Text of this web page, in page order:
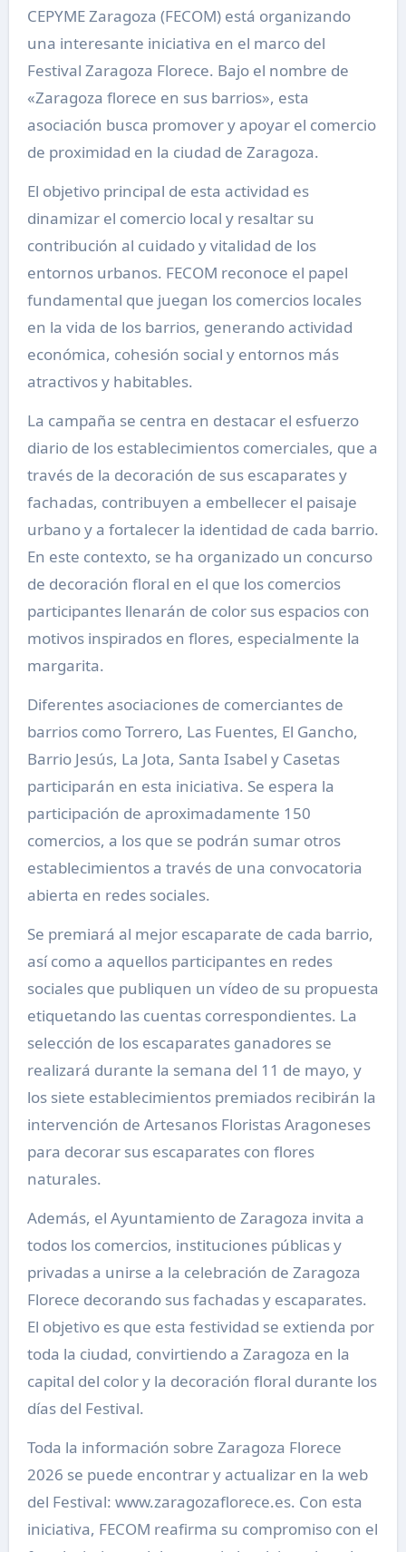
CEPYME Zaragoza (FECOM) está organizando
una interesante iniciativa en el marco del
Festival Zaragoza Florece. Bajo el nombre de
«Zaragoza florece en sus barrios», esta
asociación busca promover y apoyar el comercio
de proximidad en la ciudad de Zaragoza.
El objetivo principal de esta actividad es
dinamizar el comercio local y resaltar su
contribución al cuidado y vitalidad de los
entornos urbanos. FECOM reconoce el papel
fundamental que juegan los comercios locales
en la vida de los barrios, generando actividad
económica, cohesión social y entornos más
atractivos y habitables.
La campaña se centra en destacar el esfuerzo
diario de los establecimientos comerciales, que a
través de la decoración de sus escaparates y
fachadas, contribuyen a embellecer el paisaje
urbano y a fortalecer la identidad de cada barrio.
En este contexto, se ha organizado un concurso
de decoración floral en el que los comercios
participantes llenarán de color sus espacios con
motivos inspirados en flores, especialmente la
margarita.
Diferentes asociaciones de comerciantes de
barrios como Torrero, Las Fuentes, El Gancho,
Barrio Jesús, La Jota, Santa Isabel y Casetas
participarán en esta iniciativa. Se espera la
participación de aproximadamente 150
comercios, a los que se podrán sumar otros
establecimientos a través de una convocatoria
abierta en redes sociales.
Se premiará al mejor escaparate de cada barrio,
así como a aquellos participantes en redes
sociales que publiquen un vídeo de su propuesta
etiquetando las cuentas correspondientes. La
selección de los escaparates ganadores se
realizará durante la semana del 11 de mayo, y
los siete establecimientos premiados recibirán la
intervención de Artesanos Floristas Aragoneses
para decorar sus escaparates con flores
naturales.
Además, el Ayuntamiento de Zaragoza invita a
todos los comercios, instituciones públicas y
privadas a unirse a la celebración de Zaragoza
Florece decorando sus fachadas y escaparates.
El objetivo es que esta festividad se extienda por
toda la ciudad, convirtiendo a Zaragoza en la
capital del color y la decoración floral durante los
días del Festival.
Toda la información sobre Zaragoza Florece
2026 se puede encontrar y actualizar en la web
del Festival: www.zaragozaflorece.es. Con esta
iniciativa, FECOM reafirma su compromiso con el